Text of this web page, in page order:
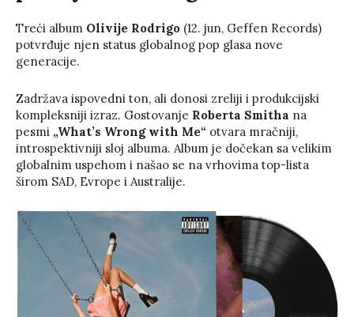
Treći album Olivije Rodrigo (12. jun, Geffen Records)
potvrđuje njen status globalnog pop glasa nove
generacije.
Zadržava ispovedni ton, ali donosi zreliji i produkcijski
kompleksniji izraz. Gostovanje Roberta Smitha na
pesmi „What’s Wrong with Me“ otvara mračniji,
introspektivniji sloj albuma. Album je dočekan sa velikim
globalnim uspehom i našao se na vrhovima top-lista
širom SAD, Evrope i Australije.